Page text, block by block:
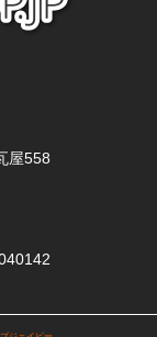
屋558